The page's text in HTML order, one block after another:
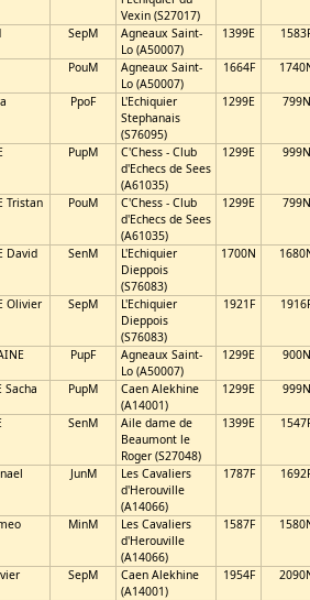
Vexin (S27017)
SepM
Agneaux Saint-
Lo (A50007)
1399E
PouM
Agneaux Saint-
Lo (A50007)
1664F
PpoF
L'Echiquier
Stephanais
(S76095)
1299E 799N
PupM
C'Chess - Club
d'Echecs de Sees
(A61035)
1299E 999N
Tristan PouM
C'Chess - Club
d'Echecs de Sees
(A61035)
1299E 799N
David SenM
L'Echiquier
Dieppois
(S76083)
1700N
Olivier SepM
L'Echiquier
Dieppois
(S76083)
1921F
PupF
Agneaux Saint-
Lo (A50007)
1299E 900N
Sacha PupM
Caen Alekhine
(A14001)
1299E 999N
SenM
Aile dame de
Beaumont le
Roger (S27048)
1399E
JunM
Les Cavaliers
d'Herouville
(A14066)
1787F
MinM
Les Cavaliers
d'Herouville
(A14066)
1587F
SepM
Caen Alekhine
(A14001)
1954F